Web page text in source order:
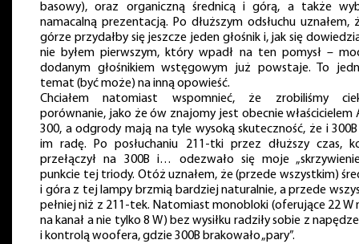
basowy), oraz organiczną średnicą i górą, a także
namacalną prezentacją. Po dłuższym odsłuchu uznałem,
górze przydałby się jeszcze jeden głośnik i, jak się
nie byłem pierwszym, który wpadł na ten pomysł –
dodanym głośnikiem wstęgowym już powstaje. To
temat (być może) na inną opowieść.
Chciałem natomiast wspomnieć, że zrobiliśmy
porównanie, jako że ów znajomy jest obecnie właścicielem
300, a odgrody mają na tyle wysoką skuteczność, że i
im radę. Po posłuchaniu 211-tki przez dłuższy czas,
przełączył na 300B i… odezwało się moje
punkcie tej triody. Otóż uznałem, że (przede wszystkim)
i góra z tej lampy brzmią bardziej naturalnie, a przede
pełniej niż z 211-tek. Natomiast monobloki (oferujące 22 W
na kanał a nie tylko 8 W) bez wysiłku radziły sobie z
i kontrolą woofera, gdzie 300B brakowało „pary”.